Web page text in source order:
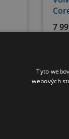
7
Palivo
Tyto
webových